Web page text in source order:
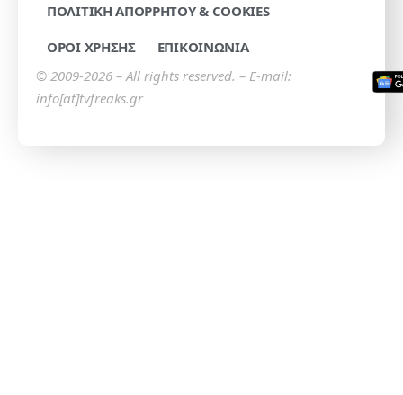
ΠΟΛΙΤΙΚΗ ΑΠΟΡΡΗΤΟΥ & COOKIES
ΟΡΟΙ ΧΡΗΣΗΣ
ΕΠΙΚΟΙΝΩΝΙΑ
© 2009-2026 – All rights reserved. – E-mail:
info[at]tvfreaks.gr